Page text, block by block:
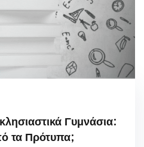
Γυμνάσια:
τα Πρότυπα;